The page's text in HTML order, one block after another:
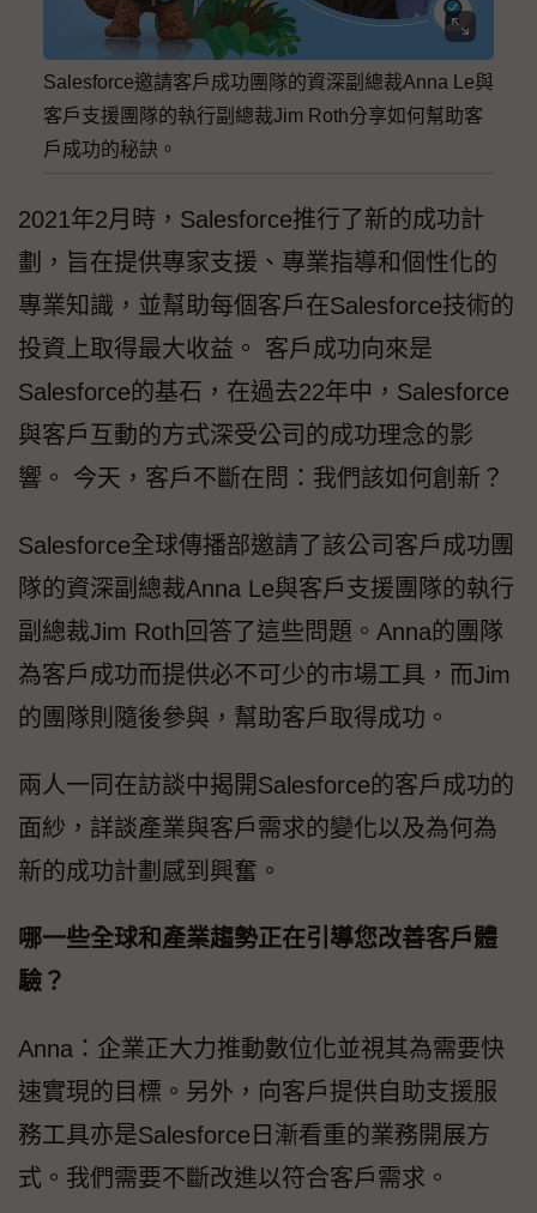
Salesforce邀請客戶成功團隊的資深副總裁Anna Le與
客戶支援團隊的執行副總裁Jim Roth分享如何幫助客
戶成功的秘訣。
2021年2月時，Salesforce推行了新的成功計
劃，旨在提供專家支援、專業指導和個性化的
專業知識，並幫助每個客戶在Salesforce技術的
投資上取得最大收益。 客戶成功向來是
Salesforce的基石，在過去22年中，Salesforce
與客戶互動的方式深受公司的成功理念的影
響。 今天，客戶不斷在問：我們該如何創新？
Salesforce全球傳播部邀請了該公司客戶成功團
隊的資深副總裁Anna Le與客戶支援團隊的執行
副總裁Jim Roth回答了這些問題。Anna的團隊
為客戶成功而提供必不可少的市場工具，而Jim
的團隊則隨後參與，幫助客戶取得成功。
兩人一同在訪談中揭開Salesforce的客戶成功的
面紗，詳談產業與客戶需求的變化以及為何為
新的成功計劃感到興奮。
哪一些全球和產業趨勢正在引導您改善客戶體
驗？
Anna：企業正大力推動數位化並視其為需要快
速實現的目標。另外，向客戶提供自助支援服
務工具亦是Salesforce日漸看重的業務開展方
式。我們需要不斷改進以符合客戶需求。